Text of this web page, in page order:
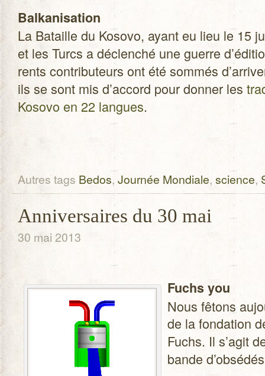
Bal­ka­ni­sa­tion
La Bataille du Kosovo, ayant eu lieu le 15
et les Turcs a déclen­ché une guerre
rents contri­bu­teurs ont été som­més
ils se sont mis d’accord pour don­ner les
Kosovo en 22 langues.
Autres tags Bedos, Journée Mondiale, science,
Anniversaires du 30 mai
30 mai 2013
Fuchs you
Nous fêtons
de la fon­da­tion
Fuchs. Il s’agit
bande